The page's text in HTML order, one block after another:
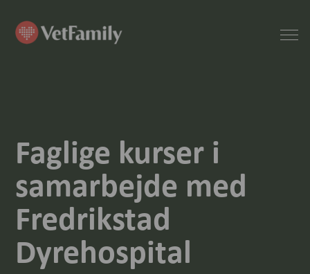
Faglige kurser i
samarbejde med
Fredrikstad
Dyrehospital